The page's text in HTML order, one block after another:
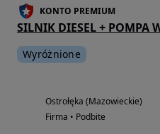
KONTO PREMIUM
Wyróżnione
Ostrołęka (Mazowieckie)
Firma • Podbite